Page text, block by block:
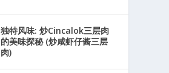
独特风味: 炒Cincalok三层肉
的美味探秘 (炒咸虾仔酱三层
肉)